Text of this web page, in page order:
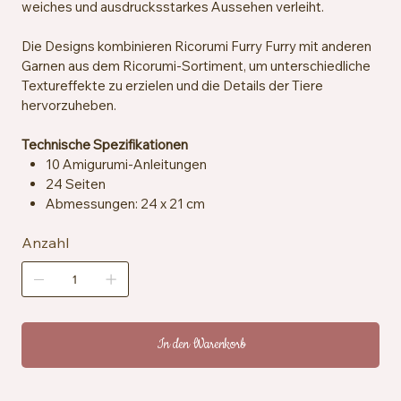
weiches und ausdrucksstarkes Aussehen verleiht.
Die Designs kombinieren Ricorumi Furry Furry mit anderen
Garnen aus dem Ricorumi-Sortiment, um unterschiedliche
Textureffekte zu erzielen und die Details der Tiere
hervorzuheben.
Technische Spezifikationen
10 Amigurumi-Anleitungen
24 Seiten
Abmessungen: 24 x 21 cm
Anzahl
In den Warenkorb